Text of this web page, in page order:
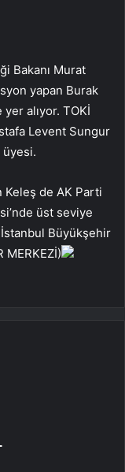
Bakanı Murat
yapan Burak
alıyor. TOKİ
Levent Sungur
Keleş de AK Parti
üst seviye
İstanbul Büyükşehir
MERKEZİ)